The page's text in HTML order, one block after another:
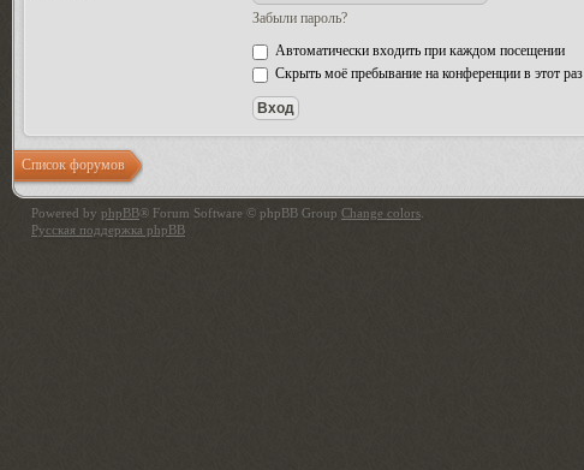
Забыли пароль?
Автоматически входить при каждом посещении
Скрыть моё пребывание на конференции в этот раз
Список форумов
Powered by phpBB® Forum Software © phpBB Group Change colors
Русская поддержка phpBB